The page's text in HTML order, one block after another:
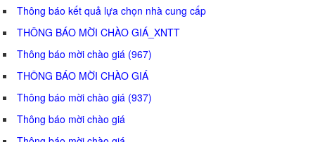
Thông báo kết quả lựa chọn nhà cung cấp
THÔNG BÁO MỜI CHÀO GIÁ_XNTT
Thông báo mời chào giá (967)
THÔNG BÁO MỜI CHÀO GIÁ
Thông báo mời chào giá (937)
Thông báo mời chào giá